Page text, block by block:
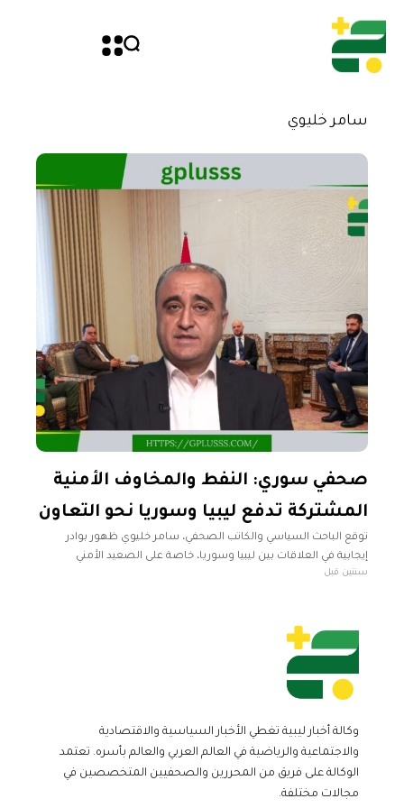
سامر خليوي
صحفي سوري: النفط والمخاوف الأمنية
المشتركة تدفع ليبيا وسوريا نحو التعاون
توقع الباحث السياسي والكاتب الصحفي، سامر خليوي ظهور بوادر
إيجابية في العلاقات بين ليبيا وسوريا، خاصة على الصعيد الأمني
والعسكري، في المستقبل القريب. وأضاف خليوي في تصريحات
سنتين قبل
وكالة أخبار ليبية تغطي الأخبار السياسية والاقتصادية
والاجتماعية والرياضية في العالم العربي والعالم بأسره. تعتمد
الوكالة على فريق من المحررين والصحفيين المتخصصين في
مجالات مختلفة.